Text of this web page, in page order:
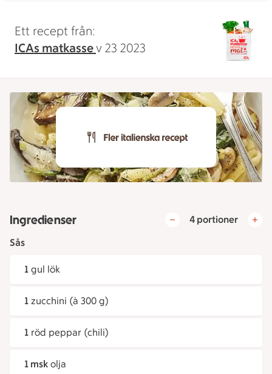
Ett recept från:
ICAs matkassev 23 2023
Ingredienser
4 portioner
Sås
1 gul lök
1 zucchini (à 300 g)
1 röd peppar (chili)
1 msk olja